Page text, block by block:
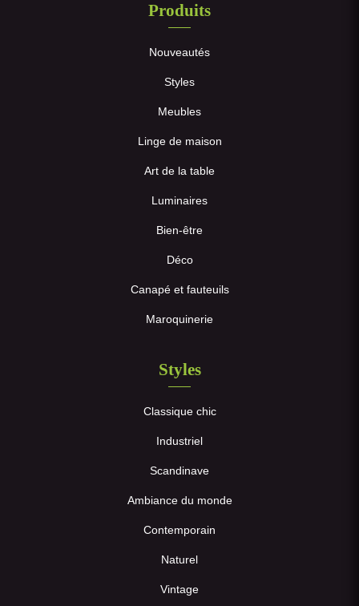
Produits
Nouveautés
Styles
Meubles
Linge de maison
Art de la table
Luminaires
Bien-être
Déco
Canapé et fauteuils
Maroquinerie
Styles
Classique chic
Industriel
Scandinave
Ambiance du monde
Contemporain
Naturel
Vintage